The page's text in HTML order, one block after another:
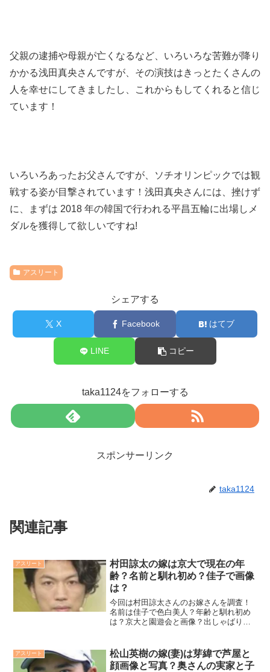
父親の逮捕や母親が亡くなるなど、いろいろな苦難が降り
かかる浅田真央さんですが、その演技はきっとたくさんの
人を幸せにしてきましたし、これからもしてくれると信じ
ています！
いろいろあったお父さんですが、ソチオリンピックでは観
戦する姿が目撃されています！浅田真央さんには、挫けず
に、まずは 2018 年の韓国で行われる平昌五輪に出場しメ
ダルを獲得して欲しいですね!
アスリート
シェアする
X Facebook はてブ
LINE コピー
taka1124をフォローする
スポンサーリンク
taka1124
関連記事
アスリート
村田諒太の嫁は京大で現在の年
齢？名前と馴れ初め？佳子で画像
は？
今回は村田諒太さんのお嫁さんを調査！
名前は佳子で色白美人？年齢と馴れ初め
は？京大と園遊会と画像？出しゃばりで
アスリート
松山英樹の嫁(妻)は芽緯で芦屋と
顔画像と写真？奥さんの実家と子